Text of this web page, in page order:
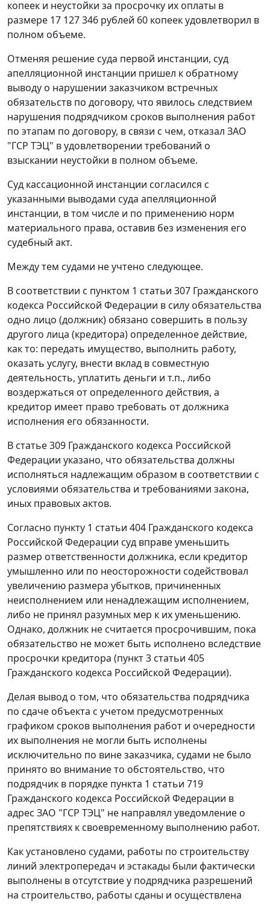
копеек и неустойки за просрочку их оплаты в
размере 17 127 346 рублей 60 копеек удовлетворил в
полном объеме.
Отменяя решение суда первой инстанции, суд
апелляционной инстанции пришел к обратному
выводу о нарушении заказчиком встречных
обязательств по договору, что явилось следствием
нарушения подрядчиком сроков выполнения работ
по этапам по договору, в связи с чем, отказал ЗАО
"ГСР ТЭЦ" в удовлетворении требований о
взыскании неустойки в полном объеме.
Суд кассационной инстанции согласился с
указанными выводами суда апелляционной
инстанции, в том числе и по применению норм
материального права, оставив без изменения его
судебный акт.
Между тем судами не учтено следующее.
В соответствии с пунктом 1 статьи 307 Гражданского
кодекса Российской Федерации в силу обязательства
одно лицо (должник) обязано совершить в пользу
другого лица (кредитора) определенное действие,
как то: передать имущество, выполнить работу,
оказать услугу, внести вклад в совместную
деятельность, уплатить деньги и т.п., либо
воздержаться от определенного действия, а
кредитор имеет право требовать от должника
исполнения его обязанности.
В статье 309 Гражданского кодекса Российской
Федерации указано, что обязательства должны
исполняться надлежащим образом в соответствии с
условиями обязательства и требованиями закона,
иных правовых актов.
Согласно пункту 1 статьи 404 Гражданского кодекса
Российской Федерации суд вправе уменьшить
размер ответственности должника, если кредитор
умышленно или по неосторожности содействовал
увеличению размера убытков, причиненных
неисполнением или ненадлежащим исполнением,
либо не принял разумных мер к их уменьшению.
Однако, должник не считается просрочившим, пока
обязательство не может быть исполнено вследствие
просрочки кредитора (пункт 3 статьи 405
Гражданского кодекса Российской Федерации).
Делая вывод о том, что обязательства подрядчика
по сдаче объекта с учетом предусмотренных
графиком сроков выполнения работ и очередности
их выполнения не могли быть исполнены
исключительно по вине заказчика, судами не было
принято во внимание то обстоятельство, что
подрядчик в порядке пункта 1 статьи 719
Гражданского кодекса Российской Федерации в
адрес ЗАО "ГСР ТЭЦ" не направлял уведомление о
препятствиях к своевременному выполнению работ.
Как установлено судами, работы по строительству
линий электропередач и эстакады были фактически
выполнены в отсутствие у подрядчика разрешений
на строительство, работы сданы и осуществлена